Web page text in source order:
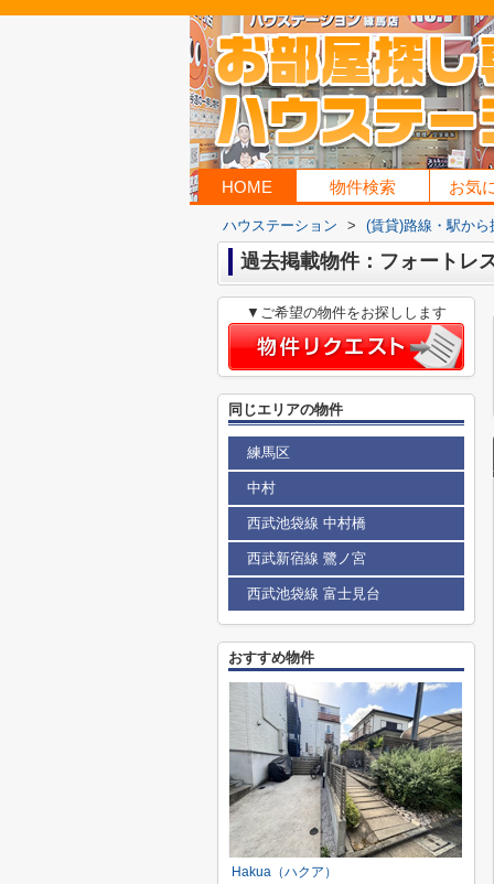
HOME 物件検索 お気
ハウステーション > (賃貸)路線・駅から
過去掲載物件：フォートレ
▼ご希望の物件をお探しします
同じエリアの物件
練馬区
中村
西武池袋線 中村橋
西武新宿線 鷺ノ宮
西武池袋線 富士見台
おすすめ物件
Hakua（ハクア）